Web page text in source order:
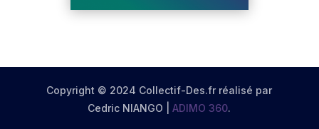
Copyright © 2024 Collectif-Des.fr réalisé par
Cedric NIANGO |ADIMO 360.